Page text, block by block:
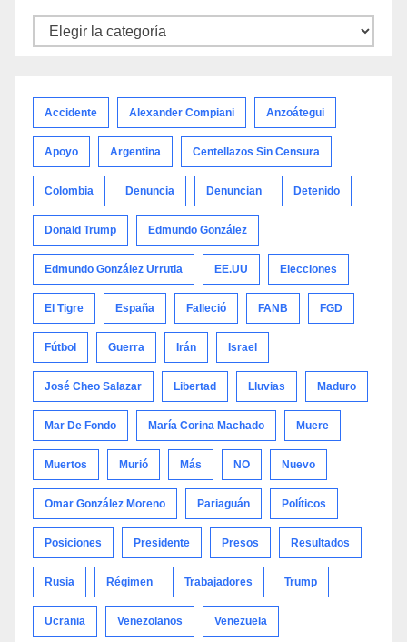
Noticias
Accidente Alexander Compiani Anzoátegui
Apoyo Argentina Centellazos Sin Censura
Colombia Denuncia Denuncian Detenido
Donald Trump Edmundo González
Edmundo González Urrutia EE.UU Elecciones
El Tigre España Falleció FANB FGD
Fútbol Guerra Irán Israel
José Cheo Salazar Libertad Lluvias Maduro
Mar De Fondo María Corina Machado Muere
Muertos Murió Más NO Nuevo
Omar González Moreno Pariaguán Políticos
Posiciones Presidente Presos Resultados
Rusia Régimen Trabajadores Trump
Ucrania Venezolanos Venezuela